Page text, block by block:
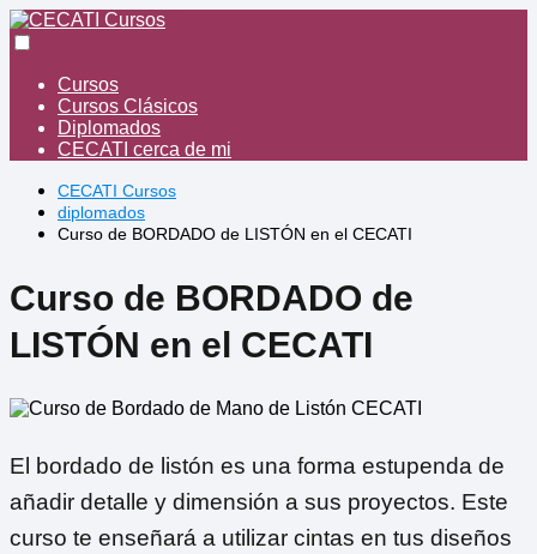
Cursos
Cursos Clásicos
Diplomados
CECATI cerca de mi
CECATI Cursos
diplomados
Curso de BORDADO de LISTÓN en el CECATI
Curso de BORDADO de
LISTÓN en el CECATI
El bordado de listón es una forma estupenda de
añadir detalle y dimensión a sus proyectos. Este
curso te enseñará a utilizar cintas en tus diseños